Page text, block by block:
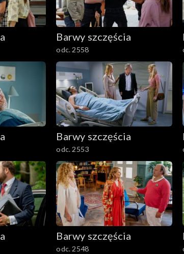
Barwy szczęścia
odc. 2558
Barwy szczęścia
odc. 2553
Barwy szczęścia
odc. 2548